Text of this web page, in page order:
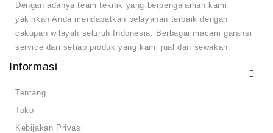
Dengan adanya team teknik yang berpengalaman kami
yakinkan Anda mendapatkan pelayanan terbaik dengan
cakupan wilayah seluruh Indonesia. Berbagai macam garansi
service dari setiap produk yang kami jual dan sewakan.
Informasi
Tentang
Toko
Kebijakan Privasi